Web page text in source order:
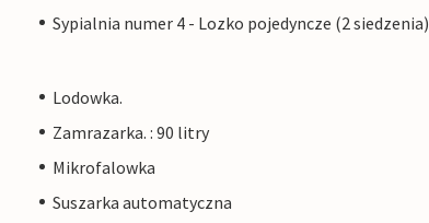
Sypialnia numer 4 - Lozko pojedyncze (2 siedzenia)
Lodowka.
Zamrazarka. : 90 litry
Mikrofalowka
Suszarka automatyczna